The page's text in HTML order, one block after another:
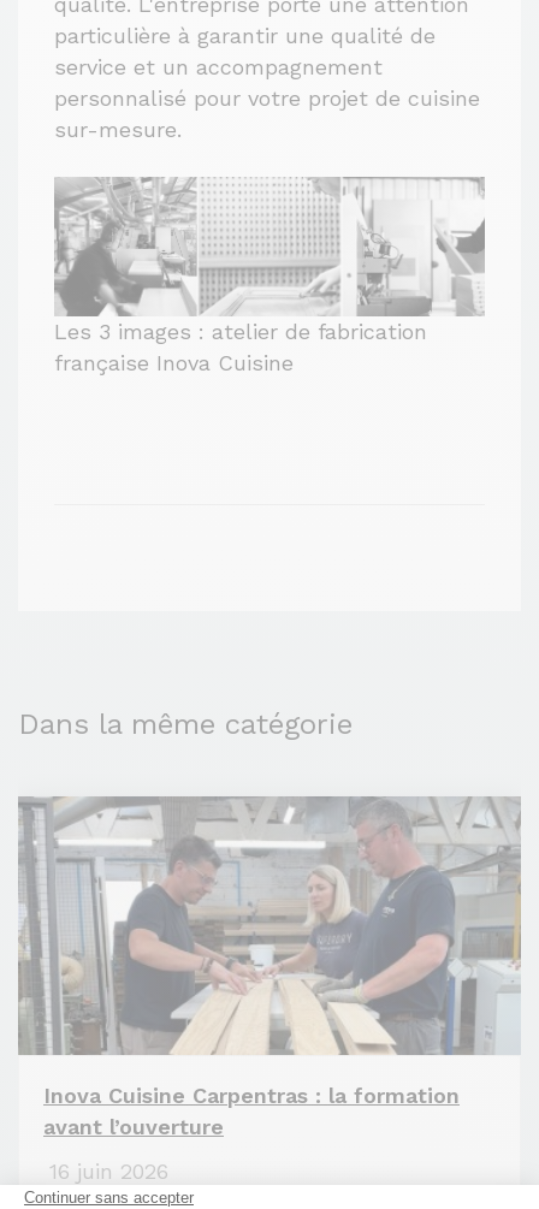
particulière à garantir une qualité de
service et un accompagnement
personnalisé pour votre projet de cuisine
sur-mesure.
Les 3 images : atelier de fabrication
française Inova Cuisine
Dans la même catégorie
Inova Cuisine Carpentras : la formation
avant l’ouverture
16 juin 2026